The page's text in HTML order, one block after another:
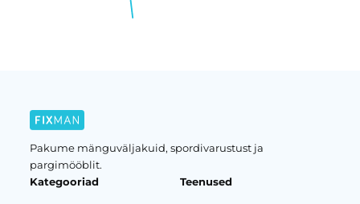
Pakume mänguväljakuid, spordivarustust ja
pargimööblit.
Kategooriad
Teenused